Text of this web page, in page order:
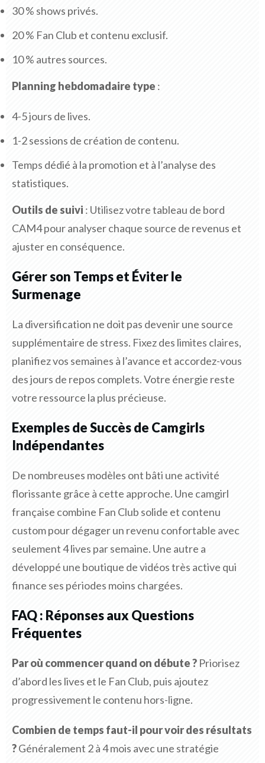
30 % shows privés.
20 % Fan Club et contenu exclusif.
10 % autres sources.
Planning hebdomadaire type :
4-5 jours de lives.
1-2 sessions de création de contenu.
Temps dédié à la promotion et à l’analyse des
statistiques.
Outils de suivi : Utilisez votre tableau de bord
CAM4 pour analyser chaque source de revenus et
ajuster en conséquence.
Gérer son Temps et Éviter le
Surmenage
La diversification ne doit pas devenir une source
supplémentaire de stress. Fixez des limites claires,
planifiez vos semaines à l’avance et accordez-vous
des jours de repos complets. Votre énergie reste
votre ressource la plus précieuse.
Exemples de Succès de Camgirls
Indépendantes
De nombreuses modèles ont bâti une activité
florissante grâce à cette approche. Une camgirl
française combine Fan Club solide et contenu
custom pour dégager un revenu confortable avec
seulement 4 lives par semaine. Une autre a
développé une boutique de vidéos très active qui
finance ses périodes moins chargées.
FAQ : Réponses aux Questions
Fréquentes
Par où commencer quand on débute ? Priorisez
d’abord les lives et le Fan Club, puis ajoutez
progressivement le contenu hors-ligne.
Combien de temps faut-il pour voir des résultats
?Généralement 2 à 4 mois avec une stratégie